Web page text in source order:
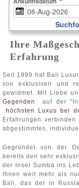
Ihre
Erfahrung
Seit 1999 hat Bali
von exklusiven und
gewidmet. Mit Liebe
Gegenden
auf der
höchsten Luxus bei
Erfahrungen
abgestimmtes,
Gegründet von der
bereits den sehr
der Insel Sumba ins
Ihnen weit mehr als
Bali, das der in